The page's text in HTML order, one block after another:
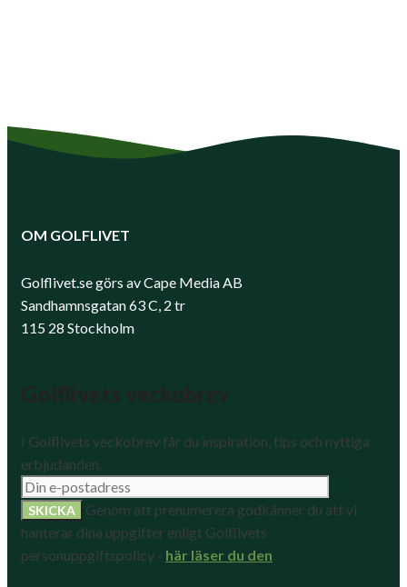
OM GOLFLIVET
Golflivet.se görs av Cape Media AB
Sandhamnsgatan 63 C, 2 tr
115 28 Stockholm
I Golflivets veckobrev får du inspiration, tips och nyttiga
erbjudanden.
Genom att prenumerera godkänner du att vi
hanterar dina uppgifter enligt Golflivets
personuppgiftspolicy - här läser du den.